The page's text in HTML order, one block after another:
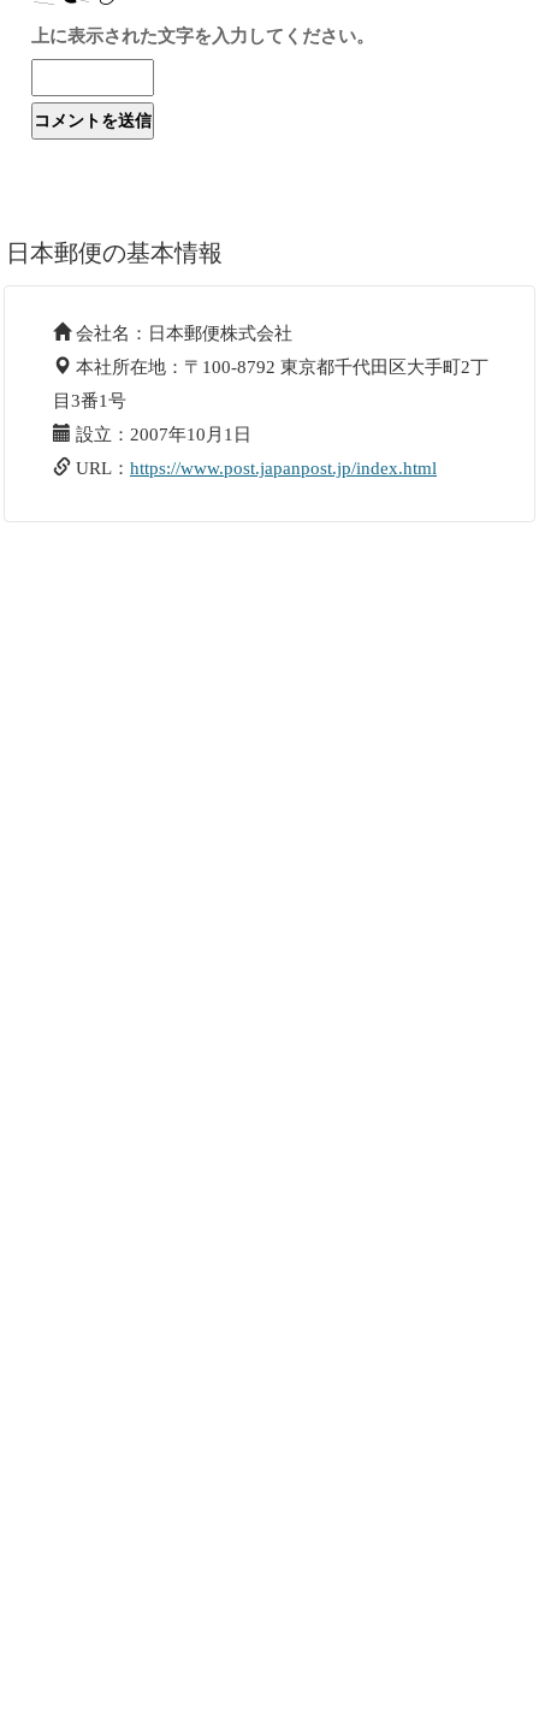
上に表示された文字を入力してください。
日本郵便の基本情報
会社名：日本郵便株式会社
本社所在地：〒100-8792 東京都千代田区大手町2丁
目3番1号
設立：2007年10月1日
URL： https://www.post.japanpost.jp/index.html